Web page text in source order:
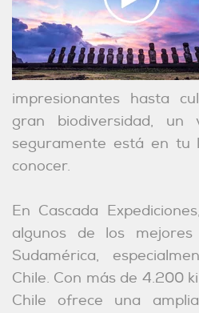
impresionantes hasta
gran biodiversidad, un
seguramente está en tu
conocer.
En Cascada
algunos de los
Sudamérica,
Chile. Con más de 4.200
Chile ofrece una